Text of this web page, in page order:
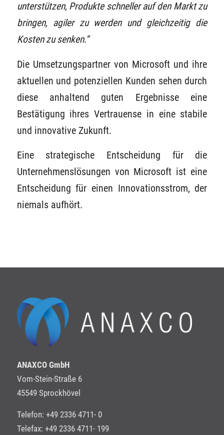
unterstützen, Produkte schneller auf den Markt zu
bringen, agiler zu werden und gleichzeitig die
Kosten zu senken.“
Die Umsetzungspartner von Microsoft und ihre
aktuellen und potenziellen Kunden sehen durch
diese anhaltend guten Ergebnisse eine
Bestätigung ihres Vertrauense in eine stabile
und innovative Zukunft.
Eine strategische Entscheidung für die
Unternehmenslösungen von Microsoft ist eine
Entscheidung für einen Innovationsstrom, der
niemals aufhört.
ANAXCO GmbH
Vom-Stein-Straße 6
45549 Sprockhövel
Telefon: +49 2336 4711- 0
Telefax: +49 2336 4711- 199